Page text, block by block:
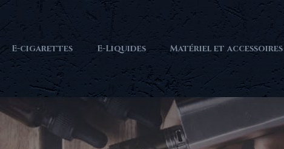
E-cigarettes E-Liquides Matériel et accessoires